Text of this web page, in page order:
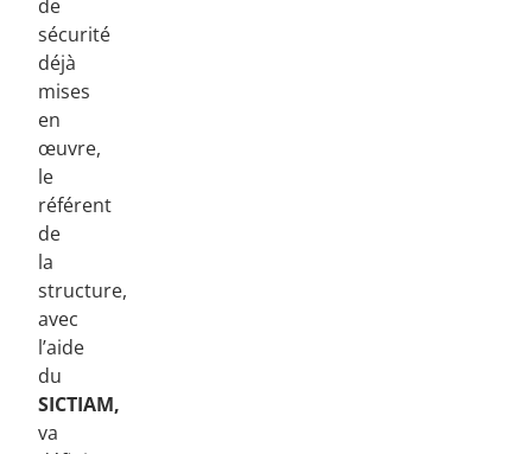
de
sécurité
déjà
mises
en
œuvre,
le
référent
de
la
structure,
avec
l’aide
du
SICTIAM,
va